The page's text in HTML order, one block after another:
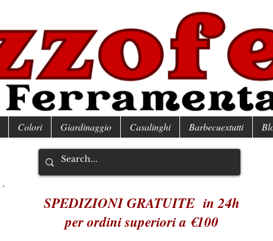
Colori Giardinaggio Casalinghi Barbecuextutti
SPEDIZIONI GRATUITE in 24h
per ordini superiori a €100